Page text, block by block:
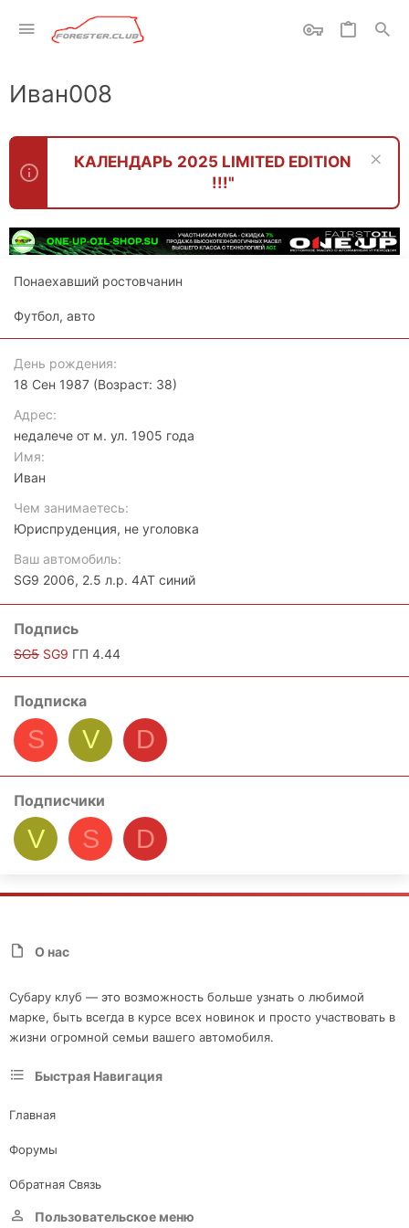
Иван008
КАЛЕНДАРЬ 2025 LIMITED EDITION
!!!"
Понаехавший ростовчанин
Футбол, авто
День рождения
18 Сен 1987 (Возраст: 38)
Адрес
недалече от м. ул. 1905 года
Имя
Иван
Чем занимаетесь
Юриспруденция, не уголовка
Ваш автомобиль
SG9 2006, 2.5 л.р. 4АТ синий
Подпись
SG5 SG9 ГП 4.44
Подписка
S V D
Подписчики
V S D
О нас
Субару клуб — это возможность больше узнать о любимой
марке, быть всегда в курсе всех новинок и просто участвовать в
жизни огромной семьи вашего автомобиля.
Быстрая Навигация
Главная
Форумы
Обратная Связь
Пользовательское меню